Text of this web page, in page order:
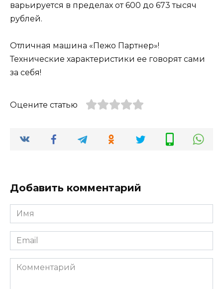
варьируется в пределах от 600 до 673 тысяч
рублей.
Отличная машина «Пежо Партнер»!
Технические характеристики ее говорят сами
за себя!
Оцените статью
Добавить комментарий
Имя
*
Email
*
Комментарий